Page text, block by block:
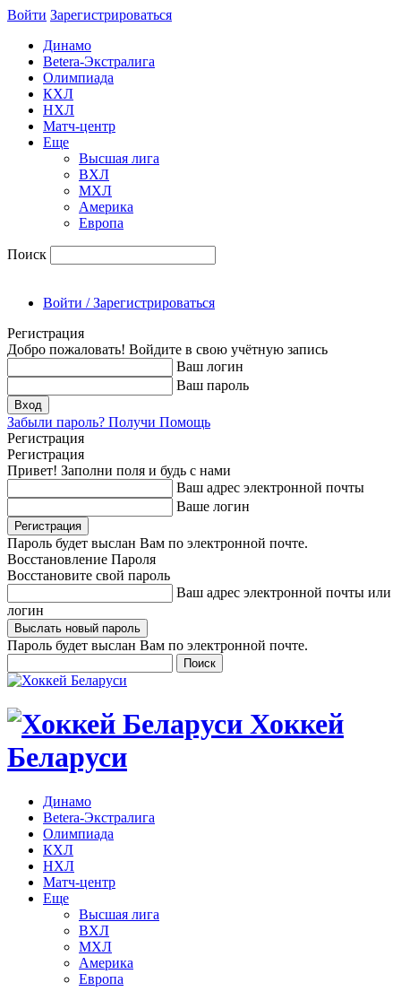
Войти Зарегиcтрироваться
Динамо
Betera-Экстралига
Олимпиада
КХЛ
НХЛ
Матч-центр
Еще
Высшая лига
ВХЛ
МХЛ
Америка
Европа
Поиск
Войти / Зарегистрироваться
Регистрация
Добро пожаловать! Войдите в свою учётную запись
Ваш логин
Ваш пароль
Забыли пароль? Получи Помощь
Регистрация
Регистрация
Привет! Заполни поля и будь с нами
Ваш адрес электронной почты
Ваше логин
Пароль будет выслан Вам по электронной почте.
Восстановление Пароля
Восстановите свой пароль
Ваш адрес электронной почты или
логин
Пароль будет выслан Вам по электронной почте.
Хоккей
Беларуси
Динамо
Betera-Экстралига
Олимпиада
КХЛ
НХЛ
Матч-центр
Еще
Высшая лига
ВХЛ
МХЛ
Америка
Европа